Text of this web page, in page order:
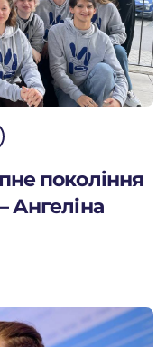
покоління
Ангеліна